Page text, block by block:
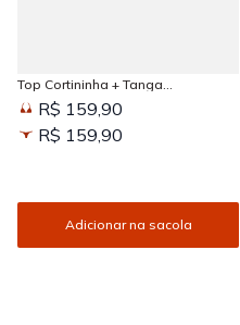
Top Cortininha + Tanga
Amarradinha Estampada Sun
KissedR$ 159,90
R$ 159,90
Adicionar na sacola